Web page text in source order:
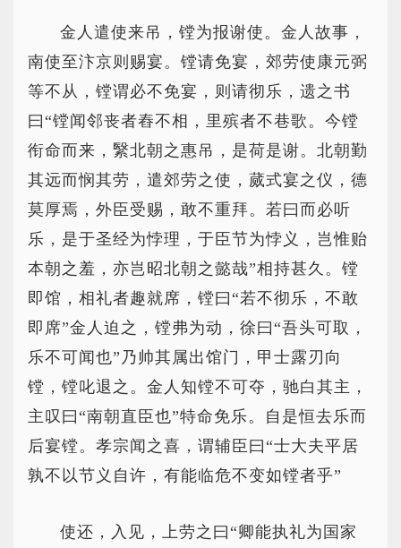
金人遣使来吊，镗为报谢使。金人故事，
南使至汴京则赐宴。镗请免宴，郊劳使康元弼
等不从，镗谓必不免宴，则请彻乐，遗之书
曰“镗闻邻丧者舂不相，里殡者不巷歌。今镗
衔命而来，繄北朝之惠吊，是荷是谢。北朝勤
其远而悯其劳，遣郊劳之使，蒇式宴之仪，德
莫厚焉，外臣受赐，敢不重拜。若曰而必听
乐，是于圣经为悖理，于臣节为悖义，岂惟贻
本朝之羞，亦岂昭北朝之懿哉”相持甚久。镗
即馆，相礼者趣就席，镗曰“若不彻乐，不敢
即席”金人迫之，镗弗为动，徐曰“吾头可取，
乐不可闻也”乃帅其属出馆门，甲士露刃向
镗，镗叱退之。金人知镗不可夺，驰白其主，
主叹曰“南朝直臣也”特命免乐。自是恒去乐而
后宴镗。孝宗闻之喜，谓辅臣曰“士大夫平居
孰不以节义自许，有能临危不变如镗者乎”
使还，入见，上劳之曰“卿能执礼为国家